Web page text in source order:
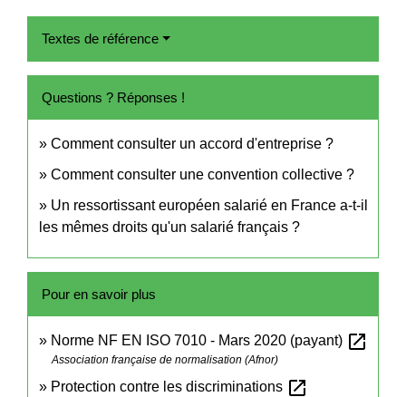
Textes de référence
Questions ? Réponses !
Comment consulter un accord d'entreprise ?
Comment consulter une convention collective ?
Un ressortissant européen salarié en France a-t-il
les mêmes droits qu'un salarié français ?
Pour en savoir plus
Norme NF EN ISO 7010 - Mars 2020 (payant) open_in_new
Association française de normalisation (Afnor)
Protection contre les discriminations open_in_new